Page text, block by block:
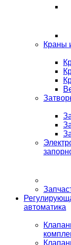
Краны
автоматика